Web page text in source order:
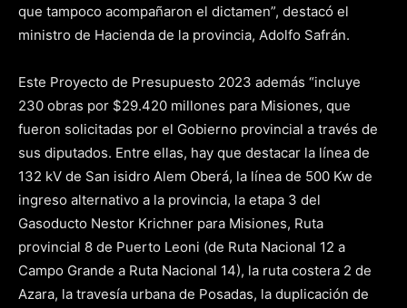
que tampoco acompañaron el dictamen”, destacó el
ministro de Hacienda de la provincia, Adolfo Safrán.
Este Proyecto de Presupuesto 2023 además “incluye
230 obras por $29.420 millones para Misiones, que
fueron solicitadas por el Gobierno provincial a través de
sus diputados. Entre ellas, hay que destacar la línea de
132 kV de San isidro Alem Oberá, la línea de 500 Kw de
ingreso alternativo a la provincia, la etapa 3 del
Gasoducto Nestor Krichner para Misiones, Ruta
provincial 8 de Puerto Leoni (de Ruta Nacional 12 a
Campo Grande a Ruta Nacional 14), la ruta costera 2 de
Azara, la travesía urbana de Posadas, la duplicación de